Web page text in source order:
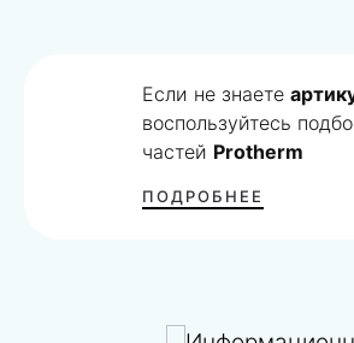
Если не знаете
воспользуйтесь
частей Protherm
ПОДРОБНЕЕ